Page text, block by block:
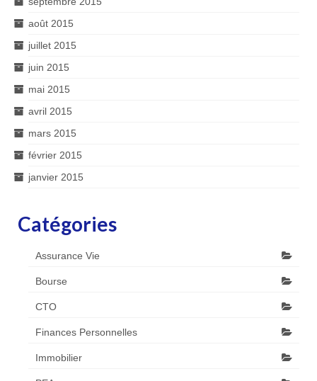
août 2015
juillet 2015
juin 2015
mai 2015
avril 2015
mars 2015
février 2015
janvier 2015
Catégories
Assurance Vie
Bourse
CTO
Finances Personnelles
Immobilier